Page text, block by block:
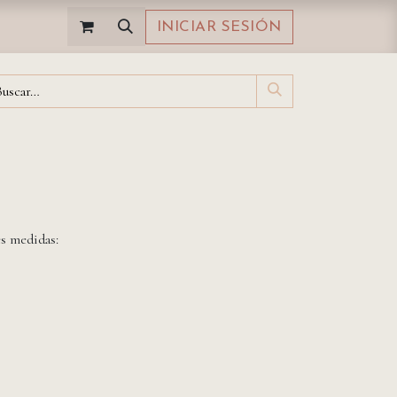
INICIAR SESIÓN
medidas: